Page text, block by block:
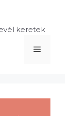
keretek
Menü